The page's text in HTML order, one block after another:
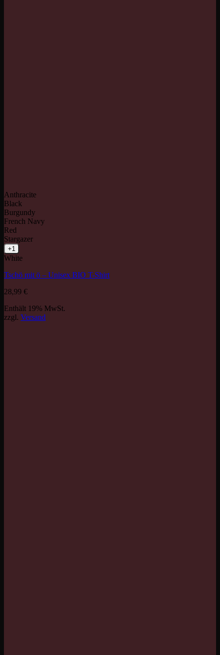
Anthracite
Black
Burgundy
French Navy
Red
Stargazer
+1
White
Tschö mit ö – Unisex BIO T-Shirt
28,99 €
Enthält 19% MwSt.
zzgl. Versand